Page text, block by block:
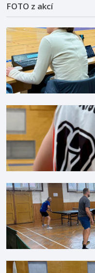
FOTO z akcí